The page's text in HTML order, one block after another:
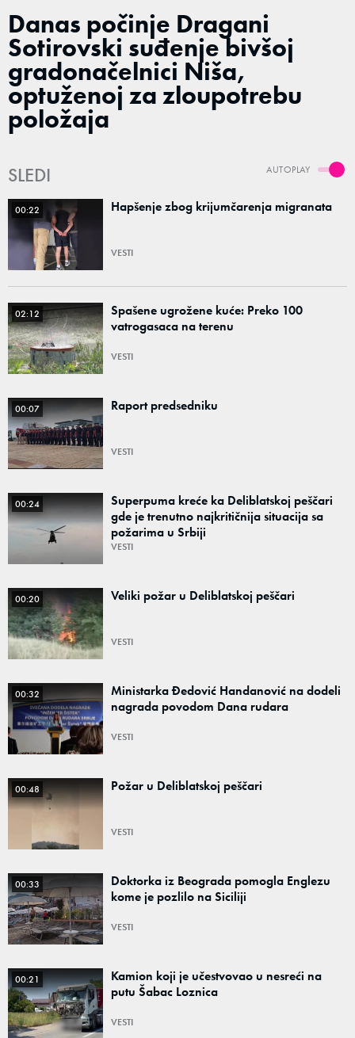
Danas počinje Dragani
Sotirovski suđenje bivšoj
gradonačelnici Niša,
optuženoj za zloupotrebu
položaja
AUTOPLAY
SLEDI
00:22 Hapšenje zbog krijumčarenja migranata
VESTI
02:12
Spašene ugrožene kuće: Preko 100
vatrogasaca na terenu
VESTI
00:07 Raport predsedniku
VESTI
00:24
Superpuma kreće ka Deliblatskoj peščari
gde je trenutno najkritičnija situacija sa
požarima u Srbiji
VESTI
00:20 Veliki požar u Deliblatskoj peščari
VESTI
00:32
Ministarka Đedović Handanović na dodeli
nagrada povodom Dana rudara
VESTI
00:48 Požar u Deliblatskoj peščari
VESTI
00:33
Doktorka iz Beograda pomogla Englezu
kome je pozlilo na Siciliji
VESTI
00:21
Kamion koji je učestvovao u nesreći na
putu Šabac Loznica
VESTI